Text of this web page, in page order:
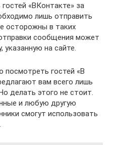
«ВКонтакте» за
лишь отправить
осторожны в таких
сообщения может
указанную на сайте.
посмотреть гостей «В
вам всего лишь
делать этого не стоит.
и любую другую
смогут использовать